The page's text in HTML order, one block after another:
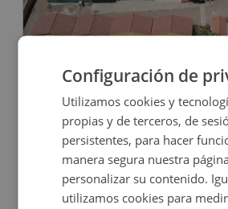
Hotel en venta en CALLE LA
Impuestos no incluidos
350.000€
Configuración de
Utilizamos cookies y
propias y de terceros, de
persistentes, para hacer
manera segura nuestra
personalizar su contenido.
utilizamos cookies para